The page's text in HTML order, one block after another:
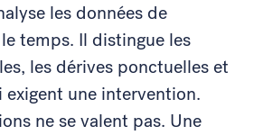
les données de
temps. Il distingue les
les dérives ponctuelles et
exigent une intervention.
ne se valent pas. Une